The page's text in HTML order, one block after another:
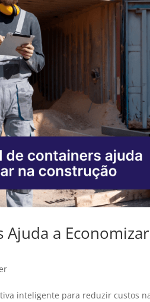
a
inteligente para reduzir custos